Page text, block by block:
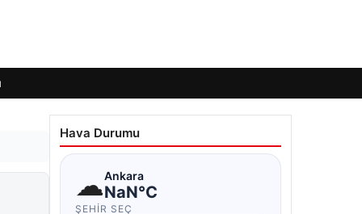
Hava Durumu
☁Ankara
NaN°C
ŞEHIR SEÇ